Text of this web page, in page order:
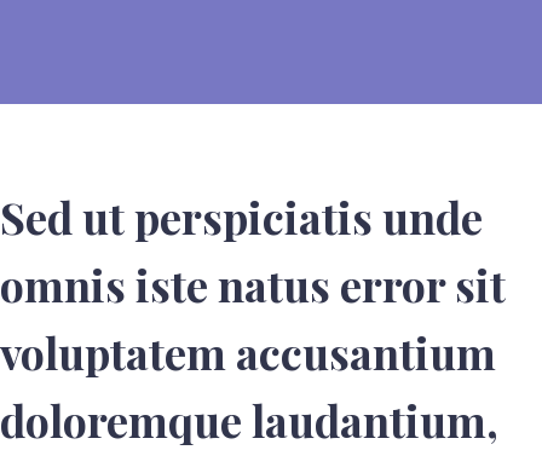
Sed ut perspiciatis unde
omnis iste natus error sit
voluptatem accusantium
doloremque laudantium,